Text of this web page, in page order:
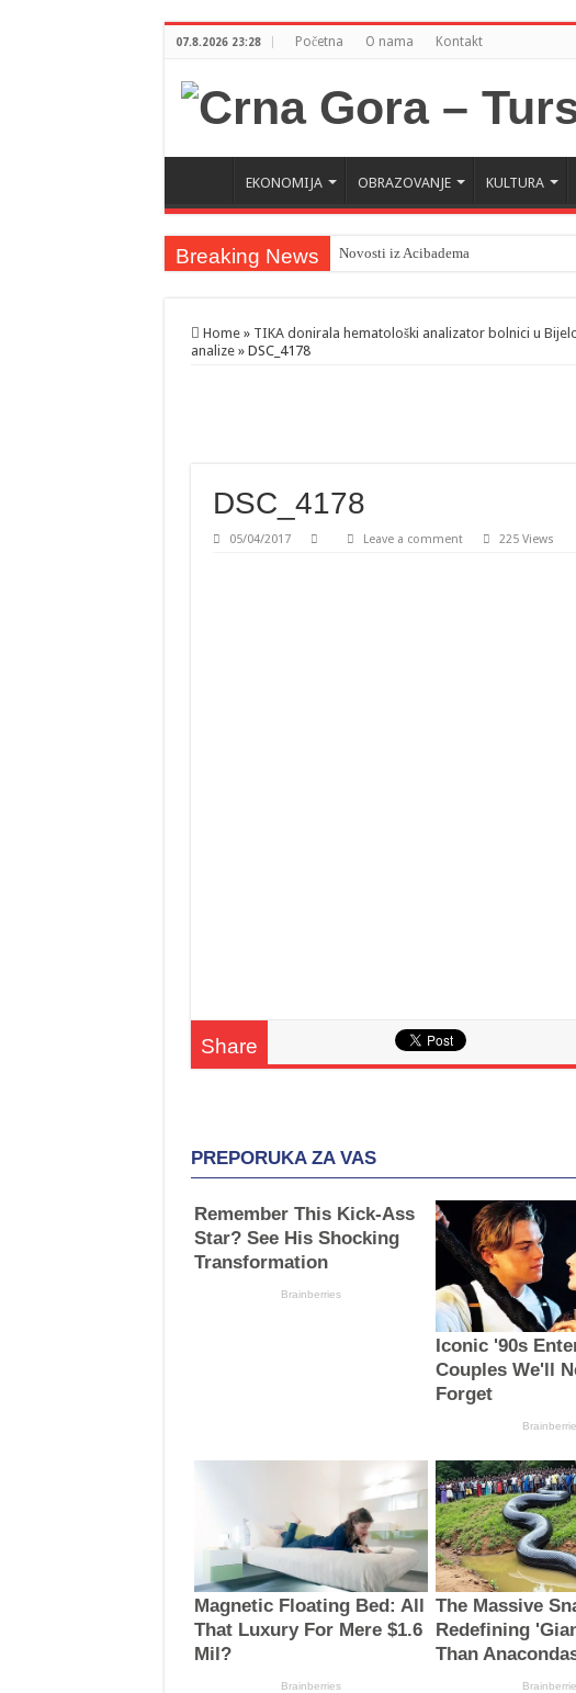
07.8.2026 23:28 Početna O nama Kontakt
EKONOMIJA OBRAZOVANJE KULTURA
Breaking News Novosti iz Acibadema
Milatović pozvao Erdogana da posjeti
Home » TIKA donirala hematološki analizator bolnici u
analize » DSC_4178
DSC_4178
05/04/2017 Leave a comment 225 Views
Share